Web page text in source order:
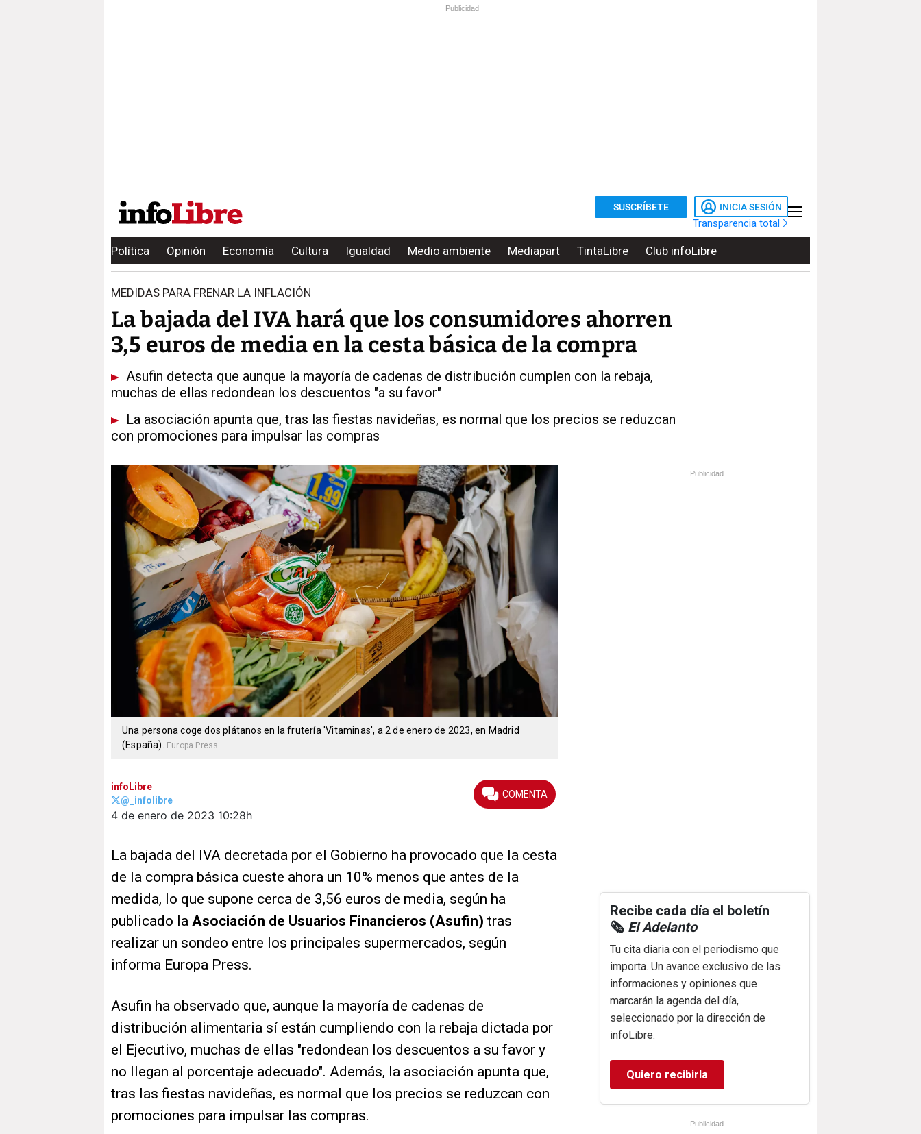
Publicidad
SUSCRÍBETE INICIA SESIÓN
Transparencia total
Política Opinión Economía Cultura Igualdad Medio ambiente Mediapart TintaLibre Club infoLibre
MEDIDAS PARA FRENAR LA INFLACIÓN
La bajada del IVA hará que los consumidores ahorren
3,5 euros de media en la cesta básica de la compra
Asufin detecta que aunque la mayoría de cadenas de distribución cumplen con la rebaja,
muchas de ellas redondean los descuentos "a su favor"
La asociación apunta que, tras las fiestas navideñas, es normal que los precios se reduzcan
con promociones para impulsar las compras
Una persona coge dos plátanos en la frutería 'Vitaminas', a 2 de enero de 2023, en Madrid
(España). Europa Press
infoLibre
@_infolibre
4 de enero de 2023 10:28h
La bajada del IVA decretada por el Gobierno ha provocado que la cesta
de la compra básica cueste ahora un 10% menos que antes de la
medida, lo que supone cerca de 3,56 euros de media, según ha
publicado la Asociación de Usuarios Financieros (Asufin) tras
realizar un sondeo entre los principales supermercados, según
informa Europa Press.
Asufin ha observado que, aunque la mayoría de cadenas de
distribución alimentaria sí están cumpliendo con la rebaja dictada por
el Ejecutivo, muchas de ellas "redondean los descuentos a su favor y
no llegan al porcentaje adecuado". Además, la asociación apunta que,
tras las fiestas navideñas, es normal que los precios se reduzcan con
promociones para impulsar las compras.
Publicidad
Recibe cada día el boletín
🗞️ El Adelanto
Tu cita diaria con el periodismo que
importa. Un avance exclusivo de las
informaciones y opiniones que
marcarán la agenda del día,
seleccionado por la dirección de
infoLibre.
Quiero recibirla
Publicidad